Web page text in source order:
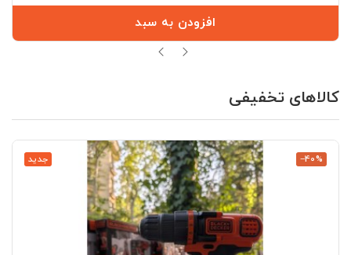
افزودن به سبد
کالاهای تخفیفی
جدید ‎−40%